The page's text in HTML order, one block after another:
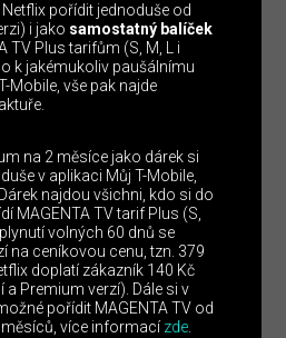
pořídit jednoduše od
i jako samostatný balíček
TV Plus tarifům (S, M, L i
k jakémukoliv paušálnímu
Mobile, vše pak najde
na 2 měsíce jako dárek si
v aplikaci Můj T-Mobile,
najdou všichni, kdo si do
MAGENTA TV tarif Plus (S,
volných 60 dnů se
na ceníkovou cenu, tzn. 379
doplatí zákazník 140 Kč
Premium verzí). Dále si v
pořídit MAGENTA TV od
více informací zde.